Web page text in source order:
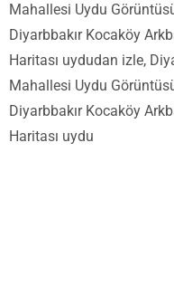
Mahallesi Uydu
Diyarbbakır Kocaköy
Haritası uydudan izle,
Mahallesi Uydu
Diyarbbakır Kocaköy
Haritası uydu